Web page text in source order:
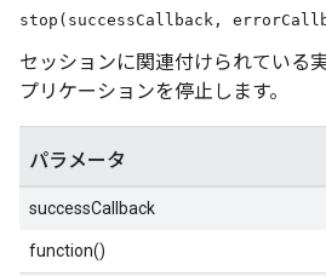
stop(successCallback,
セッションに関連付けられている
プリケーションを停止します。
パラメータ
successCallback
function()